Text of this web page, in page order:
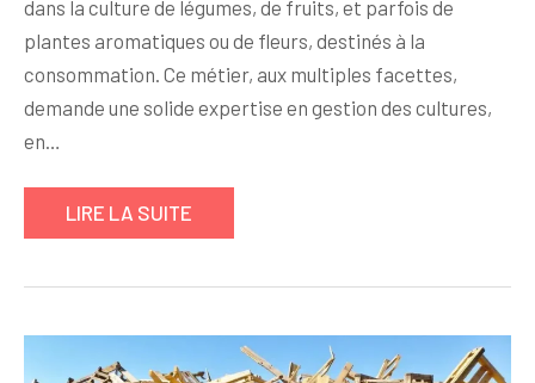
dans la culture de légumes, de fruits, et parfois de
plantes aromatiques ou de fleurs, destinés à la
consommation. Ce métier, aux multiples facettes,
demande une solide expertise en gestion des cultures,
en…
LIRE LA SUITE